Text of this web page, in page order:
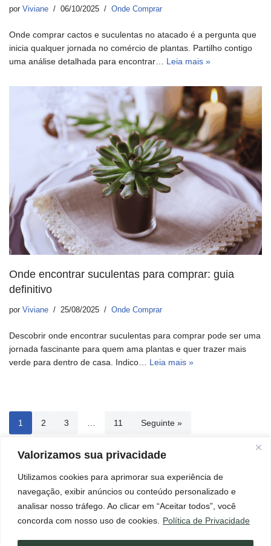
Valorizamos sua privacidade
Utilizamos cookies para aprimorar sua experiência de
navegação, exibir anúncios ou conteúdo personalizado e
analisar nosso tráfego. Ao clicar em “Aceitar todos”, você
concorda com nosso uso de cookies.
Política de Privacidade
por Viviane 06/10/2025 Onde Comprar
Onde comprar cactos e suculentas no atacado é a pergunta que
inicia qualquer jornada no comércio de plantas. Partilho contigo
uma análise detalhada para encontrar… Leia mais »
Onde encontrar suculentas para comprar: guia
definitivo
por Viviane 25/08/2025 Onde Comprar
Descobrir onde encontrar suculentas para comprar pode ser uma
jornada fascinante para quem ama plantas e quer trazer mais
verde para dentro de casa. Indico… Leia mais »
1 2 3 … 11 Seguinte »
Aviso Legal Contato
Política de Cookies
Política de Privacidade
Termos e Condições
Página de Transparência
Mensagem importante para você!